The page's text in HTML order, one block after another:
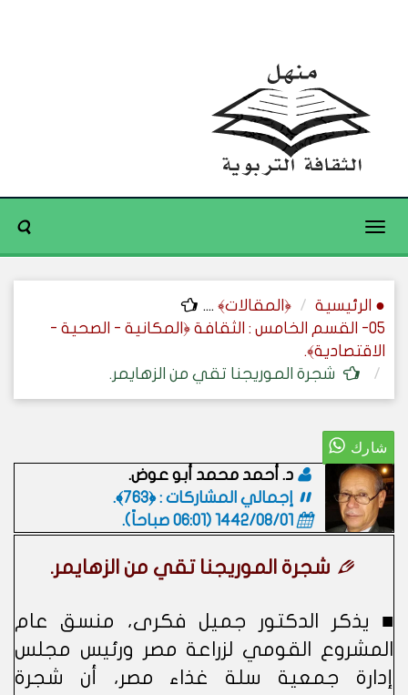
Toggle
● الرئيسية ﴿المقالات﴾ ....
05- القسم الخامس : الثقافة ﴿المكانية - الصحية -
الاقتصادية﴾.
شجرة الموريجنا تقي من الزهايمر.
د. أحمد محمد أبو عوض.
إجمالي المشاركات : ﴿763﴾.
1442/08/01 (06:01 صباحاً)
.
شجرة الموريجنا تقي من الزهايمر.
■ يذكر الدكتور جميل فكرى، منسق عام
المشروع القومي لزراعة مصر ورئيس مجلس
إدارة جمعية سلة غذاء مصر، أن شجرة